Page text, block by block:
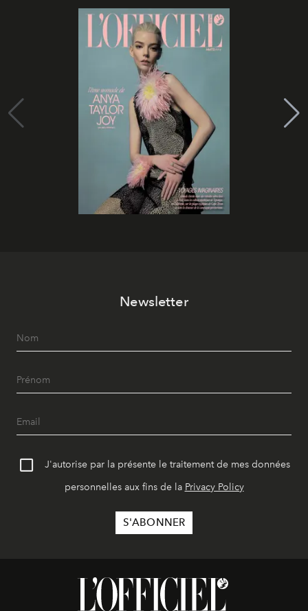
Newsletter
J'autorise par la présente le traitement de mes données
personnelles aux fins de la Privacy Policy